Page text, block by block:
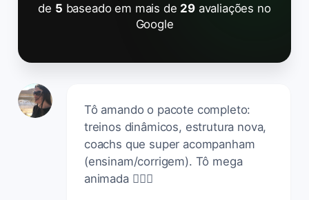
de 5 baseado em mais de 29 avaliações no
Google
Tô amando o pacote completo:
treinos dinâmicos, estrutura nova,
coachs que super acompanham
(ensinam/corrigem). Tô mega
animada 🤸🏼‍♀️